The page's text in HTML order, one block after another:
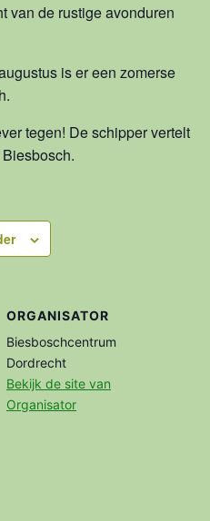
van de rustige avonduren
is er een zomerse
tegen! De schipper vertelt
ORGANISATOR
Biesboschcentrum
Dordrecht
Bekijk de site van
Organisator